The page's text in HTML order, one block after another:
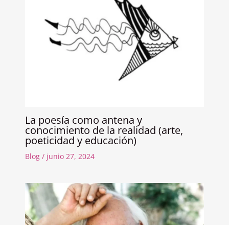
La poesía como antena y
conocimiento de la realidad (arte,
poeticidad y educación)
Blog/ junio 27, 2024